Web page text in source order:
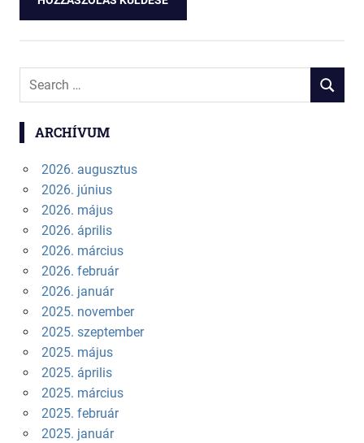
Search
SEARCH
ARCHÍVUM
2026. augusztus
2026. június
2026. május
2026. április
2026. március
2026. február
2026. január
2025. november
2025. szeptember
2025. május
2025. április
2025. március
2025. február
2025. január